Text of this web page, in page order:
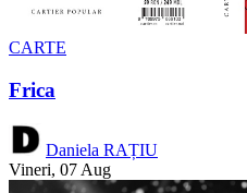
CARTE
Frica
Daniela RAȚIU
Vineri, 07 Aug